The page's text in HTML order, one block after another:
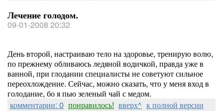
Лечение голодом.
09-01-2008 20:32
День второй, настраиваю тело на здоровье, тренирую волю,
по прежнему обливаюсь ледяной водичкой, правда уже в
ванной, при глодании специалисты не советуют сильное
переохлождение. Сейчас, можно сказать, что у меня вход в
голодание, бо я пью зеленый чай с медом.
комментарии: 0 понравилось! вверх^ к полной версии